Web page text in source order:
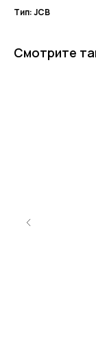
Тип: JCB
Смотрите